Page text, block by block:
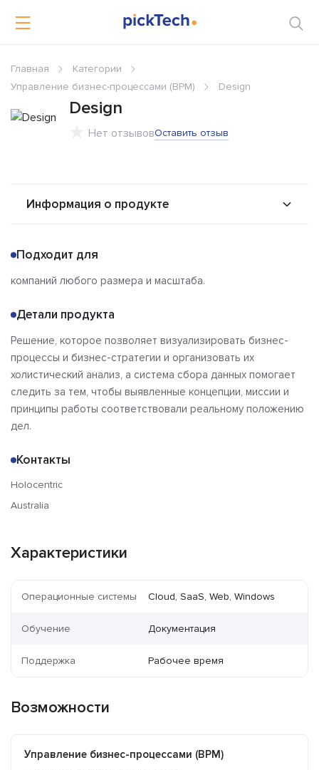
Главная
Категории
Управление бизнес-процессами (BPM)
Design
Design
Нет отзывовОставить отзыв
Информация о продукте
Альтернативы
Отзывы
Подходит для
компаний любого размера и масштаба.
Детали продукта
Решение, которое позволяет визуализировать бизнес-
процессы и бизнес-стратегии и организовать их
холистический анализ, а система сбора данных помогает
следить за тем, чтобы выявленные концепции, миссии и
принципы работы соответствовали реальному положению
дел.
Контакты
Holocentric
Australia
Характеристики
Операционные системы Cloud, SaaS, Web, Windows
Обучение Документация
Поддержка Рабочее время
Возможности
Управление бизнес-процессами (BPM)